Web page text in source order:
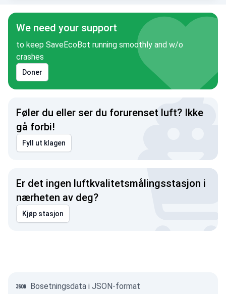
We need your support
to keep SaveEcoBot running smoothly and w/o
crashes
Doner
Føler du eller ser du forurenset luft? Ikke
gå forbi!
Fyll ut klagen
Er det ingen luftkvalitetsmålingsstasjon i
nærheten av deg?
Kjøp stasjon
Bosetningsdata i JSON-format